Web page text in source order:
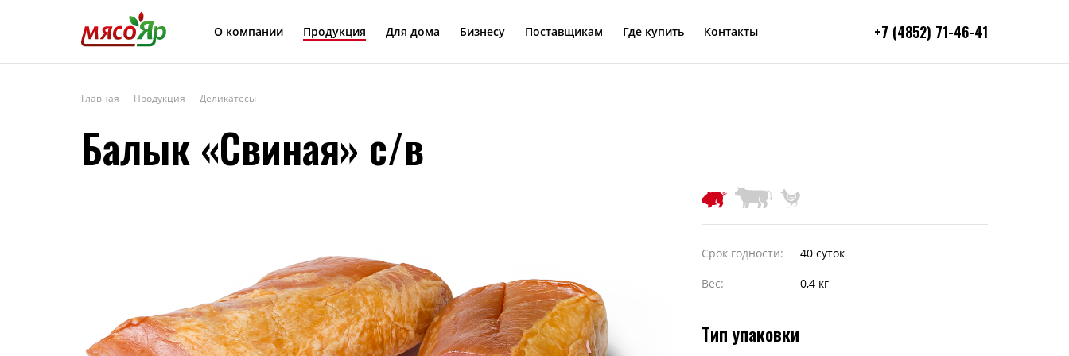
О компании Продукция Для дома Бизнесу Поставщикам Где купить Контакты +7 (4852) 71-46-41
Главная — Продукция —Деликатесы
Балык «Свиная» с/в
Срок годности:
40 суток
Вес:
0,4 кг
Тип упаковки